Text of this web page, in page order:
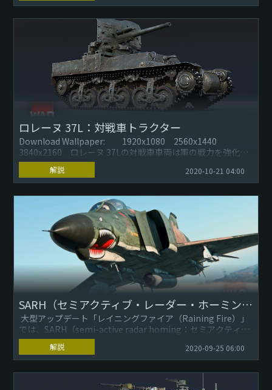
ロレーヌ 37L：対戦車トラクター
Download Wallpaper: 1920x1080 2560x1440
3840x2160 ロレーヌ 37Lの対戦車車両は軍の戦力を強化す
る一時的な対策として、フランス侵...
解説 2020-10-21 04:00
SARH（セミアクティブ・レーダー・ホーミング）空対空ミサイル
大型アップデート「レイニングファイア（Raining Fire）」
では、SARH（semi-active radar homing：セミアクティ
ブ・レーダー・ホーミング...
解説 2020-09-25 06:00